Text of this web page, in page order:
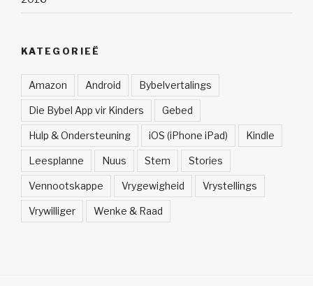
KATEGORIEË
Amazon Android Bybelvertalings
Die Bybel App vir Kinders Gebed
Hulp & Ondersteuning iOS (iPhone iPad) Kindle
Leesplanne Nuus Stem Stories
Vennootskappe Vrygewigheid Vrystellings
Vrywilliger Wenke & Raad